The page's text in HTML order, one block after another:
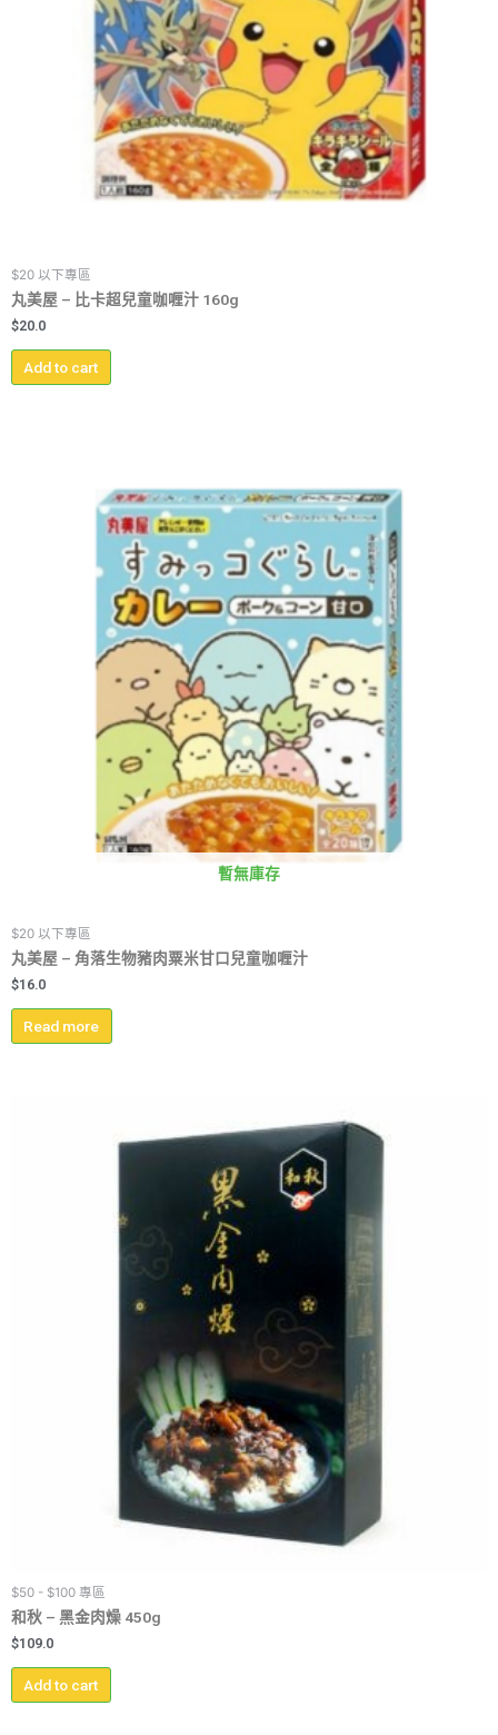
$20 以下專區
丸美屋 – 比卡超兒童咖喱汁 160g
$20.0
Add to cart
暫無庫存
$20 以下專區
丸美屋 – 角落生物豬肉粟米甘口兒童咖喱汁
$16.0
Read more
$50 - $100 專區
和秋 – 黑金肉燥 450g
$109.0
Add to cart